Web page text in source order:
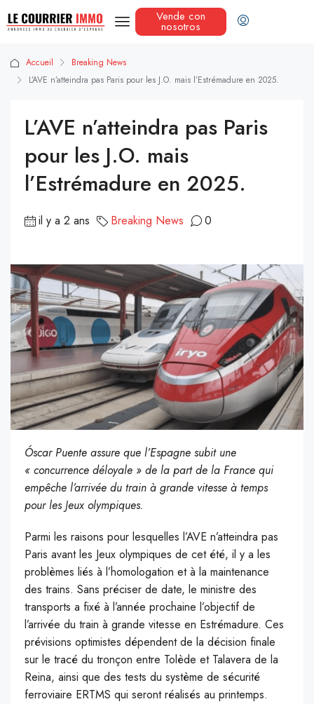
Vende con
nosotros
Accueil
Breaking News
L’AVE n’atteindra pas Paris pour les J.O. mais l’Estrémadure en 2025.
L’AVE n’atteindra pas Paris
pour les J.O. mais
l’Estrémadure en 2025.
il y a 2 ans Breaking News 0
Óscar Puente assure que l’Espagne subit une
« concurrence déloyale » de la part de la France qui
empêche l’arrivée du train à grande vitesse à temps
pour les Jeux olympiques.
Parmi les raisons pour lesquelles l’AVE n’atteindra pas
Paris avant les Jeux olympiques de cet été, il y a les
problèmes liés à l’homologation et à la maintenance
des trains. Sans préciser de date, le ministre des
transports a fixé à l’année prochaine l’objectif de
l’arrivée du train à grande vitesse en Estrémadure. Ces
prévisions optimistes dépendent de la décision finale
sur le tracé du tronçon entre Tolède et Talavera de la
Reina, ainsi que des tests du système de sécurité
ferroviaire ERTMS qui seront réalisés au printemps.